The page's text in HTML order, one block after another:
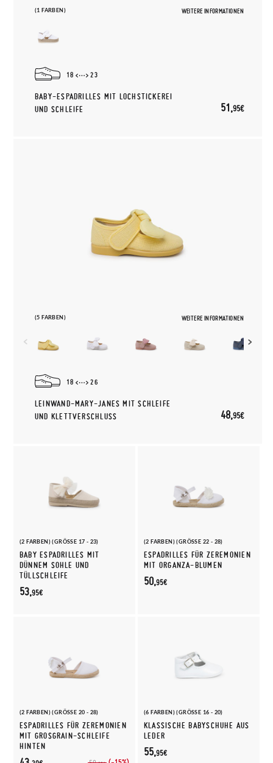
(1 FARBEN) WEITERE INFORMATIONEN
18 23
BABY-ESPADRILLES MIT LOCHSTICKEREI
UND SCHLEIFE
51,95€
(5 FARBEN) WEITERE INFORMATIONEN
18 26
LEINWAND-MARY-JANES MIT SCHLEIFE
UND KLETTVERSCHLUSS
48,95€
(2 FARBEN) (GRÖSSE 17 - 23)
BABY ESPADRILLES MIT
DÜNNEM SOHLE UND
TÜLLSCHLEIFE
53,95€
(2 FARBEN) (GRÖSSE 22 - 28)
ESPADRILLES FÜR ZEREMONIEN
MIT ORGANZA-BLUMEN
50,95€
(2 FARBEN) (GRÖSSE 20 - 28)
ESPADRILLES FÜR ZEREMONIEN
MIT GROSGRAIN-SCHLEIFE
HINTEN
(6 FARBEN) (GRÖSSE 16 - 20)
KLASSISCHE BABYSCHUHE AUS
LEDER
55,95€